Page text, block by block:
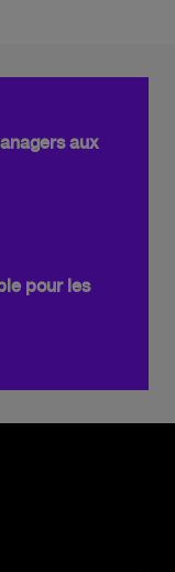
aux
pour les